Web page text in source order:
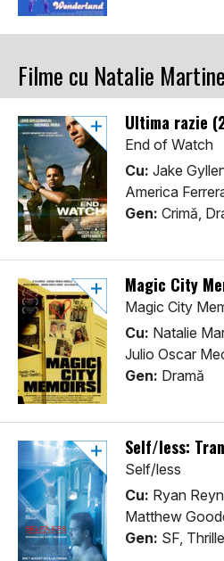
Filme cu Natalie
Ultima razie
End of Watch
Cu: Jake
America
Gen: Crimă,
Magic City
Magic City
Cu: Natalie
Julio Oscar
Gen: Dramă
Self/less:
Self/less
Cu: Ryan
Matthew
Gen: SF,